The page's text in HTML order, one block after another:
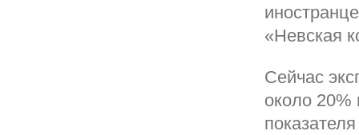
«Невская
Сейчас
около 20%